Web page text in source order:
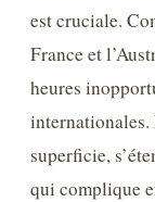
est cruciale.
France et
heures
internationales.
superficie,
qui complique